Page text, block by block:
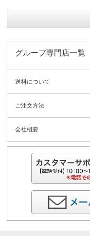
グループ専門店一覧
送料について
ご注文方法
会社概要